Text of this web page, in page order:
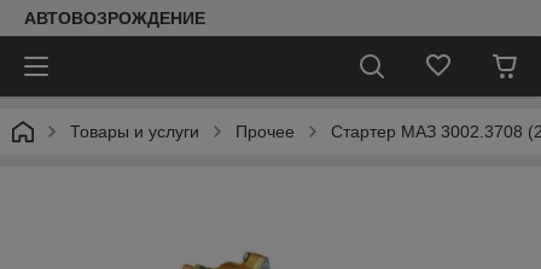
АВТОВОЗРОЖДЕНИЕ
Товары и услуги Прочее Стартер МАЗ 3002.3708